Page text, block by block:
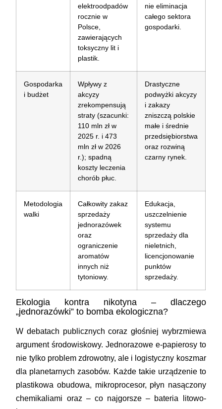
elektroodpadów
rocznie w
Polsce,
zawierających
toksyczny lit i
plastik.
nie eliminacja
całego sektora
gospodarki.
Gospodarka
i budżet
Wpływy z
akcyzy
zrekompensują
straty (szacunki:
110 mln zł w
2025 r. i 473
mln zł w 2026
r.); spadną
koszty leczenia
chorób płuc.
Drastyczne
podwyżki akcyzy
i zakazy
zniszczą polskie
małe i średnie
przedsiębiorstwa
oraz rozwiną
czarny rynek.
Metodologia
walki
Całkowity zakaz
sprzedaży
jednorazówek
oraz
ograniczenie
aromatów
innych niż
tytoniowy.
Edukacja,
uszczelnienie
systemu
sprzedaży dla
nieletnich,
licencjonowanie
punktów
sprzedaży.
Ekologia kontra nikotyna – dlaczego
„jednorazówki” to bomba ekologiczna?
W debatach publicznych coraz głośniej wybrzmiewa
argument środowiskowy. Jednorazowe e-papierosy to
nie tylko problem zdrowotny, ale i logistyczny koszmar
dla planetarnych zasobów. Każde takie urządzenie to
plastikowa obudowa, mikroprocesor, płyn nasączony
chemikaliami oraz – co najgorsze – bateria litowo-